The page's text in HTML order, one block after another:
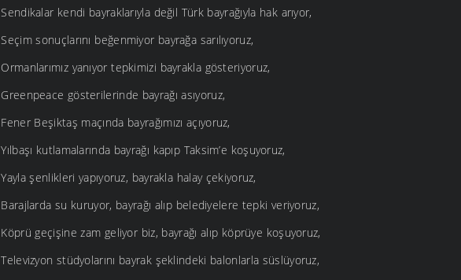
Sendikalar kendi bayraklarıyla değil Türk bayrağıyla hak arıyor,
Seçim sonuçlarını beğenmiyor bayrağa sarılıyoruz,
Ormanlarımız yanıyor tepkimizi bayrakla gösteriyoruz,
Greenpeace gösterilerinde bayrağı asıyoruz,
Fener Beşiktaş maçında bayrağımızı açıyoruz,
Yılbaşı kutlamalarında bayrağı kapıp Taksim’e koşuyoruz,
Yayla şenlikleri yapıyoruz, bayrakla halay çekiyoruz,
Barajlarda su kuruyor, bayrağı alıp belediyelere tepki veriyoruz,
Köprü geçişine zam geliyor biz, bayrağı alıp köprüye koşuyoruz,
Televizyon stüdyolarını bayrak şeklindeki balonlarla süslüyoruz,